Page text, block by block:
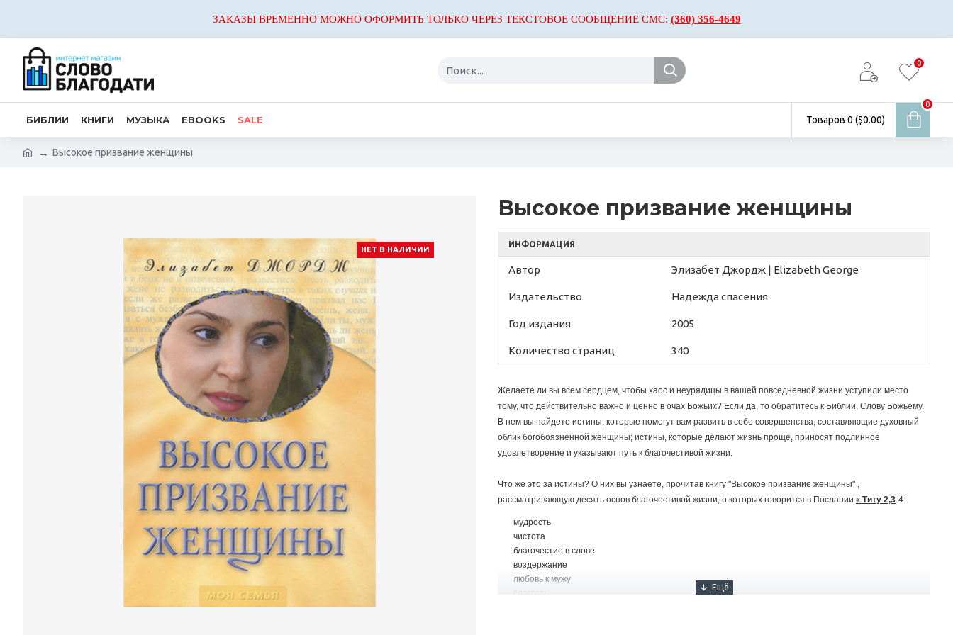
ЗАКАЗЫ ВРЕМЕННО МОЖНО ОФОРМИТЬ ТОЛЬКО ЧЕРЕЗ ТЕКСТОВОЕ СООБЩЕНИЕ СМС: (360) 356-4649
0
БИБЛИИ КНИГИ МУЗЫКА EBOOKS SALE Товаров 0 ($0.00)
0
Высокое призвание женщины
НЕТ В НАЛИЧИИ
Высокое призвание женщины
ИНФОРМАЦИЯ
Автор Элизабет Джордж | Elizabeth George
Издательство Надежда спасения
Год издания 2005
Количество страниц 340
Желаете ли вы всем сердцем, чтобы хаос и неурядицы в вашей повседневной жизни уступили место
тому, что действительно важно и ценно в очах Божьих? Если да, то обратитесь к Библии, Слову Божьему.
В нем вы найдете истины, которые помогут вам развить в себе совершенства, составляющие духовный
облик богобоязненной женщины; истины, которые делают жизнь проще, приносят подлинное
удовлетворение и указывают путь к благочестивой жизни.
Что же это за истины? О них вы узнаете, прочитав книгу "Высокое призвание женщины" ,
рассматривающую десять основ благочестивой жизни, о которых говорится в Послании к Титу 2,3-4:
мудрость
чистота
благочестие в слове
воздержание
любовь к мужу
благость